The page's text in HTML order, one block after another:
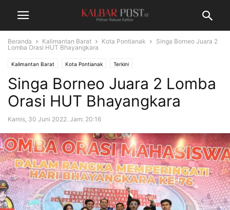
Beranda Kalimantan Barat Kota Pontianak
Singa Borneo Juara 2
Lomba Orasi HUT Bhayangkara
Kalimantan Barat Kota Pontianak Terkini
Singa Borneo Juara 2 Lomba
Orasi HUT Bhayangkara
Kamis, 30 Juni 2022. Jam: 20:16